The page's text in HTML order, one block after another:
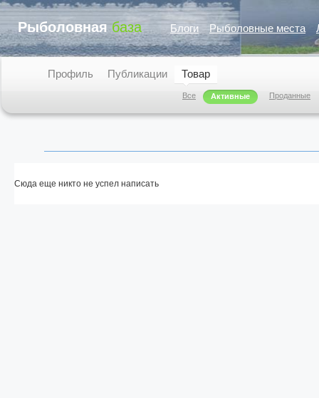
Рыболовная база Блоги Рыболовные места
Профиль Публикации Товар
Все Активные Проданные
Сюда еще никто не успел написать